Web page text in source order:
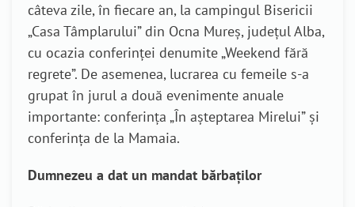
câteva zile, în fiecare an, la campingul Bisericii
„Casa Tâmplarului” din Ocna Mureș, județul Alba,
cu ocazia conferinței denumite „Weekend fără
regrete”. De asemenea, lucrarea cu femeile s-a
grupat în jurul a două evenimente anuale
importante: conferința „În așteptarea Mirelui” și
conferința de la Mamaia.
Dumnezeu a dat un mandat bărbaților